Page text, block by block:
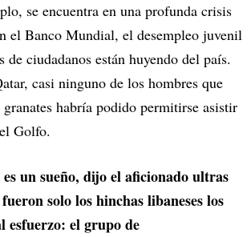
se encuentra en una profunda crisis
el Banco Mundial, el desempleo juvenil
ciudadanos están huyendo del país.
casi ninguno de los hombres que
granates habría podido permitirse asistir
Golfo.
un sueño, dijo el aficionado ultras
solo los hinchas libaneses los
esfuerzo: el grupo de